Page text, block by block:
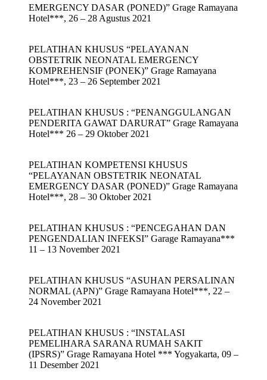
EMERGENCY DASAR (PONED)” Grage Ramayana
Hotel***, 26 – 28 Agustus 2021
PELATIHAN KHUSUS “PELAYANAN
OBSTETRIK NEONATAL EMERGENCY
KOMPREHENSIF (PONEK)” Grage Ramayana
Hotel***, 23 – 26 September 2021
PELATIHAN KHUSUS : “PENANGGULANGAN
PENDERITA GAWAT DARURAT” Grage Ramayana
Hotel*** 26 – 29 Oktober 2021
PELATIHAN KOMPETENSI KHUSUS
“PELAYANAN OBSTETRIK NEONATAL
EMERGENCY DASAR (PONED)” Grage Ramayana
Hotel***, 28 – 30 Oktober 2021
PELATIHAN KHUSUS : “PENCEGAHAN DAN
PENGENDALIAN INFEKSI” Garage Ramayana***
11 – 13 November 2021
PELATIHAN KHUSUS “ASUHAN PERSALINAN
NORMAL (APN)” Grage Ramayana Hotel***, 22 –
24 November 2021
PELATIHAN KHUSUS : “INSTALASI
PEMELIHARA SARANA RUMAH SAKIT
(IPSRS)” Grage Ramayana Hotel *** Yogyakarta, 09 –
11 Desember 2021